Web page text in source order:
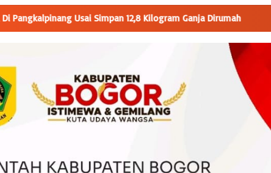
Ganja Dirumah Menyiasati Minimnya Anggaran